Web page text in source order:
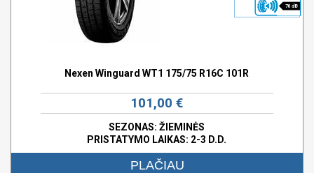
70 dB
Nexen Winguard WT1 175/75 R16C 101R
101,00 €
SEZONAS: ŽIEMINĖS
PRISTATYMO LAIKAS: 2-3 D.D.
PLAČIAU